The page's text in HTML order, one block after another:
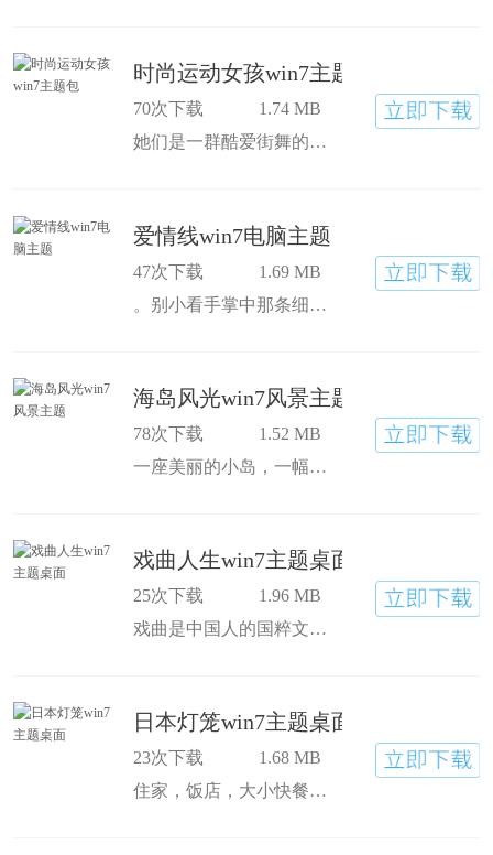
时尚运动女孩win7主题包
70次下载
1.74 MB
她们是一群酷爱街舞的女孩，在这个寒冷的冬季释放着热辣的魅力与激情，赶快来与主题之家一起体验真正的青春快感吧。
爱情线win7电脑主题
47次下载
1.69 MB
。别小看手掌中那条细细的感情线，它早已锁定了你命中的某种情缘，不同的走向是各种爱情信号的预警。希望这款爱情线的win7桌面主题能给大家带去最美好的爱情祝福。
海岛风光win7风景主题
78次下载
1.52 MB
一座美丽的小岛，一幅绝佳的图画，一朵朵洁白的云彩，一番别样的感情。喜欢这款桌面的朋友赶快下载收藏吧
戏曲人生win7主题桌面
25次下载
1.96 MB
戏曲是中国人的国粹文化，怪异的脸谱，华丽的戏服，五彩缤纷的染料
日本灯笼win7主题桌面
23次下载
1.68 MB
住家，饭店，大小快餐厅都有用灯笼做装饰，灯笼在春节中有着美好团员的寓意，相信大家一定会非常喜欢这款电脑壁纸主题。